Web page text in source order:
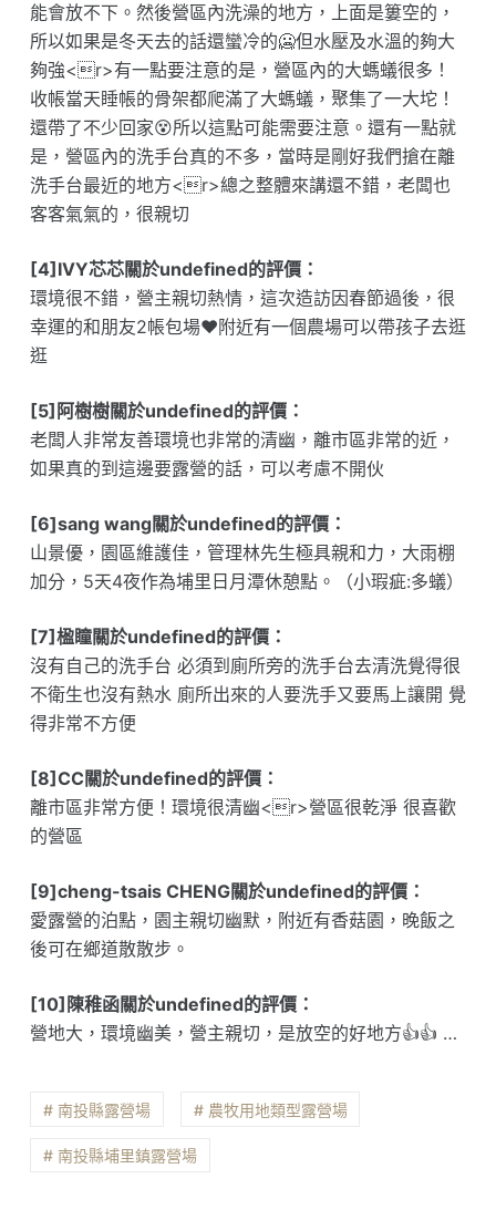
能會放不下。然後營區內洗澡的地方，上面是簍空的，
所以如果是冬天去的話還蠻冷的🥶但水壓及水溫的夠大
夠強<r>有一點要注意的是，營區內的大螞蟻很多！
收帳當天睡帳的骨架都爬滿了大螞蟻，聚集了一大坨！
還帶了不少回家😵所以這點可能需要注意。還有一點就
是，營區內的洗手台真的不多，當時是剛好我們搶在離
洗手台最近的地方<r>總之整體來講還不錯，老闆也
客客氣氣的，很親切
[4]IVY芯芯關於undefined的評價：
環境很不錯，營主親切熱情，這次造訪因春節過後，很
幸運的和朋友2帳包場❤️附近有一個農場可以帶孩子去逛
逛
[5]阿樹樹關於undefined的評價：
老闆人非常友善環境也非常的清幽，離市區非常的近，
如果真的到這邊要露營的話，可以考慮不開伙
[6]sang wang關於undefined的評價：
山景優，園區維護佳，管理林先生極具親和力，大雨棚
加分，5天4夜作為埔里日月潭休憩點。（小瑕疵:多蟻）
[7]楹瞳關於undefined的評價：
沒有自己的洗手台 必須到廁所旁的洗手台去清洗覺得很
不衛生也沒有熱水 廁所出來的人要洗手又要馬上讓開 覺
得非常不方便
[8]CC關於undefined的評價：
離市區非常方便！環境很清幽<r>營區很乾淨 很喜歡
的營區
[9]cheng-tsais CHENG關於undefined的評價：
愛露營的泊點，園主親切幽默，附近有香菇園，晚飯之
後可在鄉道散散步。
[10]陳稚函關於undefined的評價：
營地大，環境幽美，營主親切，是放空的好地方👍👍 …
# 南投縣露營場 # 農牧用地類型露營場
# 南投縣埔里鎮露營場